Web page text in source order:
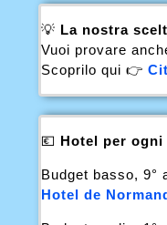
💡 La nostra
Vuoi provare
Scoprilo qui 👉
💶 Hotel per ogni
Budget basso,
Hotel de